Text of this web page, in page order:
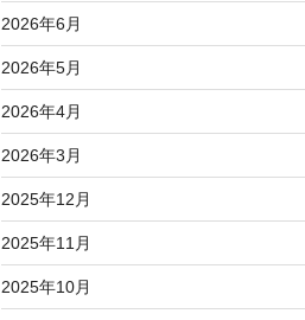
2026年6月
2026年5月
2026年4月
2026年3月
2025年12月
2025年11月
2025年10月